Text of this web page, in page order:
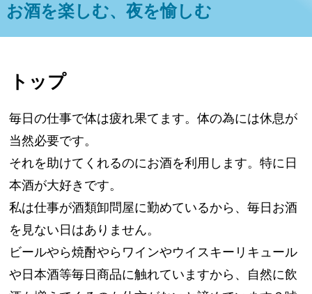
お酒を楽しむ、夜を愉しむ
トップ
毎日の仕事で体は疲れ果てます。体の為には休息が
当然必要です。
それを助けてくれるのにお酒を利用します。特に日
本酒が大好きです。
私は仕事が酒類卸問屋に勤めているから、毎日お酒
を見ない日はありません。
ビールやら焼酎やらワインやウイスキーリキュール
や日本酒等毎日商品に触れていますから、自然に飲